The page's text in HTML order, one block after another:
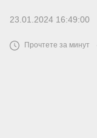
23.01.2024 16:49:00
Прочтете за минут